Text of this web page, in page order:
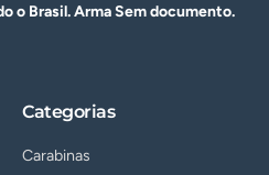
o Brasil. ArmaSem documento.
Categorias
Carabinas